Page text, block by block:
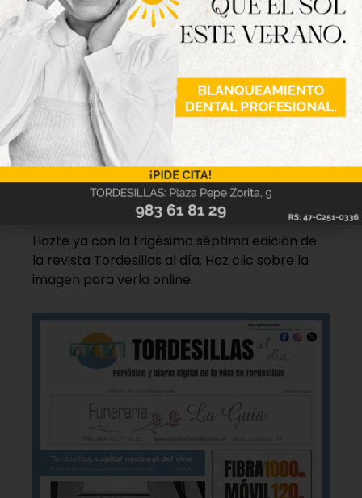
Alonso, Iker Carrasco ‘Furry’, Pablo Martín ‘Guindi’ y
Oliver García, quienes, como protagonistas de esta
competición, también han puesto sobre la mesa
sus inquietudes y apreciaciones sobre el
Campeonato Regional.
Nueva edición
disponible
Hazte ya con la trigésimo séptima edición de
la revista Tordesillas al día. Haz clic sobre la
imagen para verla online.